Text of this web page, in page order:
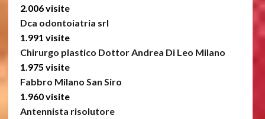
2.006 visite
Dca odontoiatria srl
1.991 visite
Chirurgo plastico Dottor Andrea Di Leo Milano
1.975 visite
Fabbro Milano San Siro
1.960 visite
Antennista risolutore